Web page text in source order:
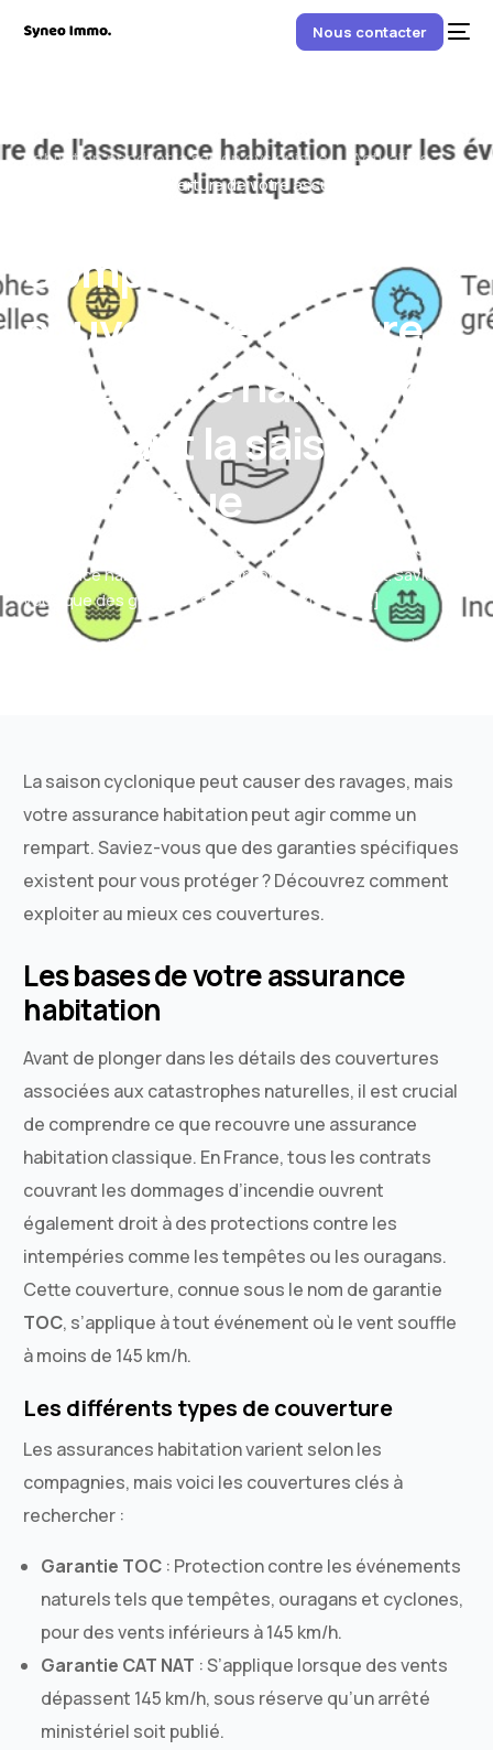
Nous contacter
habitation pendant la saison cyclonique
Actualités
Comprendre la couverture de votre assurance habitation
Comprendre la
couverture de votre
assurance habitation
pendant la saison
cyclonique
La saison cyclonique peut causer des ravages, mais votre
assurance habitation peut agir comme un rempart. Saviez-
vous que des garanties spécifiques existent […]
Sacha Bonnet 4 Min Read
La saison cyclonique peut causer des ravages, mais
votre assurance habitation peut agir comme un
rempart. Saviez-vous que des garanties spécifiques
existent pour vous protéger ? Découvrez comment
exploiter au mieux ces couvertures.
Les bases de votre assurance
habitation
Avant de plonger dans les détails des couvertures
associées aux catastrophes naturelles, il est crucial
de comprendre ce que recouvre une assurance
habitation classique. En France, tous les contrats
couvrant les dommages d’incendie ouvrent
également droit à des protections contre les
intempéries comme les tempêtes ou les ouragans.
Cette couverture, connue sous le nom de garantіe
TOC, s’applique à tout événement où le vent souffle
à moins de 145 km/h.
Les différents types de couverture
Les assurances habitation varient selon les
compagnies, mais voici les couvertures clés à
rechercher :
Garantie TOC : Protection contre les événements
naturels tels que tempêtes, ouragans et cyclones,
pour des vents inférieurs à 145 km/h.
Garantie CAT NAT : S’applique lorsque des vents
dépassent 145 km/h, sous réserve qu’un arrêté
ministériel soit publié.